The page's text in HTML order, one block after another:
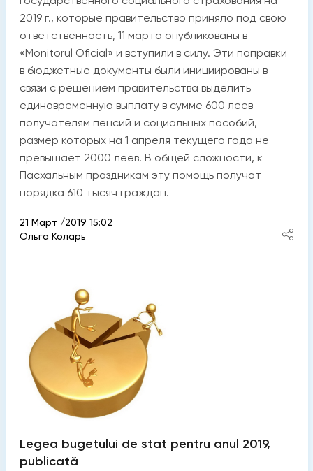
2019 г., которые правительство приняло под свою
ответственность, 11 марта опубликованы в
«Monitorul Oficial» и вступили в силу. Эти поправки
в бюджетные документы были инициированы в
связи с решением правительства выделить
единовременную выплату в сумме 600 леев
получателям пенсий и социальных пособий,
размер которых на 1 апреля текущего года не
превышает 2000 леев. В общей сложности, к
Пасхальным праздникам эту помощь получат
порядка 610 тысяч граждан.
21 Март /2019 15:02
Ольга Коларь
Legea bugetului de stat pentru anul 2019,
publicată